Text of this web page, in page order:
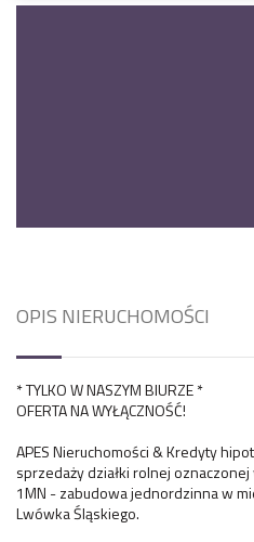
OPIS NIERUCHOMOŚCI
* TYLKO W NASZYM BIURZE *
OFERTA NA WYŁĄCZNOŚĆ!
APES Nieruchomości & Kredyty
sprzedaży działki rolnej
1MN - zabudowa jednordzinna w
Lwówka Śląskiego.